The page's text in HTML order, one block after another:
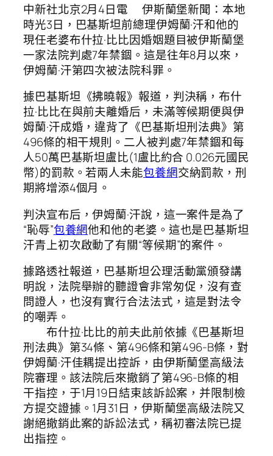
中新社北京2月4日電 伊斯蘭堡新聞：本地
時光3日，巴基斯坦前總理伊姆蘭·汗和他的
現任老婆布什拉·比比因婚姻題目被伊斯蘭堡
一家法院判處7年禁錮。這是往年8月以來，
伊姆蘭·汗第四次被法院科罪。
據巴基斯坦《拂曉報》報道，判決稱，布什
拉·比比在與前夫離婚后，未滿等候期便與伊
姆蘭·汗成婚，違背了《巴基斯坦刑法典》第
496條的相干規則。二人被判處7年禁錮和每
人50萬巴基斯坦盧比(1盧比約合 0.026元國民
幣)的罰款。若兩人未能包養網交納罰款，刑
期將增添4個月。
判決宣布后，伊姆蘭·汗說，這一案件是為了
“恥辱”包養網他和他的老婆。這也是巴基斯坦
汗青上初次啟動了有關“等候期”的案件。
據路透社報道，巴基斯坦公理活動黨頒發講
明說，法院舉辦的聽證會非常匆促，沒有查
問證人，也沒有實行合法法式，這是對法令
的嘲弄。
布什拉·比比的前夫此前依據《巴基斯坦
刑法典》第34條、第496條和第496-B條，對
伊姆蘭·汗佳耦提出控訴，由伊斯蘭堡高級法
院審理。該法院后來撤銷了第496-B條的相
干指控，于1月19日結束該訴訟案，并限制檢
方提交證據。1月31日，伊斯蘭堡高級法院又
謝絕撤銷此案的訴訟法式，稱初審法院已提
出指控。